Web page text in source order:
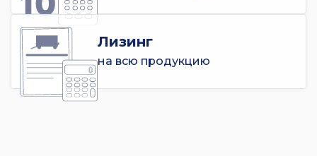
Лизинг
на всю продукцию